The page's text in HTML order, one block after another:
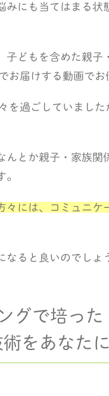
にも当てはまる状
どもを含めた親子
届けする動画でお
を過ごしていまし
とか親子・家族関
には、コミュニケ
なると良いのでしょ
グで培った
をあなたに